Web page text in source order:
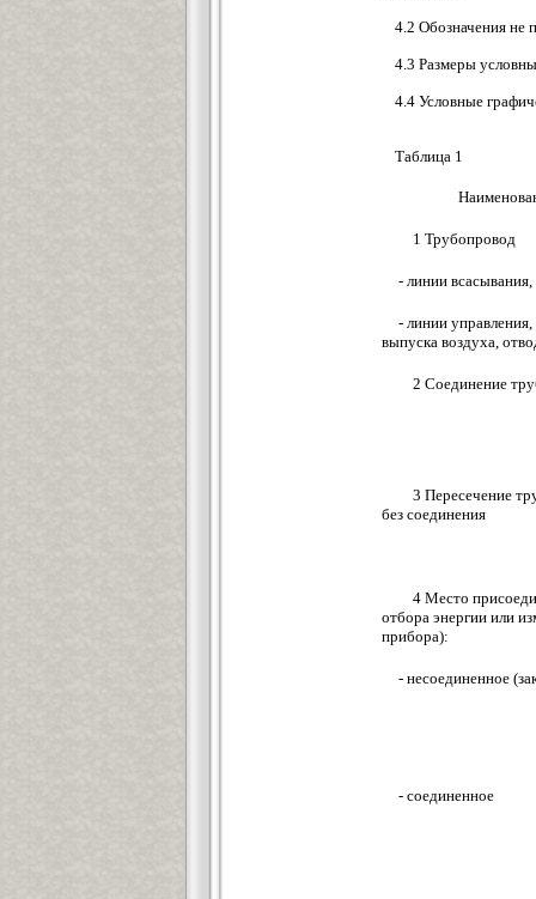
4.2 Обозначения не
4.3 Размеры
4.4 Условные
Таблица 1
1 Трубопровод
- линии всасывания,
- линии
выпуска воздуха,
2 Соединение
3 Пересечение
без соединения
4 Место
отбора энергии или
прибора):
- несоединенное
- соединенное